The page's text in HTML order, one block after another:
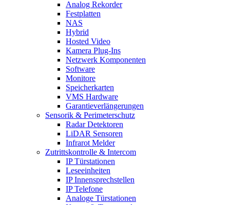
Analog Rekorder
Festplatten
NAS
Hybrid
Hosted Video
Kamera Plug-Ins
Netzwerk Komponenten
Software
Monitore
Speicherkarten
VMS Hardware
Garantieverlängerungen
Sensorik & Perimeterschutz
Radar Detektoren
LiDAR Sensoren
Infrarot Melder
Zutrittskontrolle & Intercom
IP Türstationen
Leseeinheiten
IP Innensprechstellen
IP Telefone
Analoge Türstationen